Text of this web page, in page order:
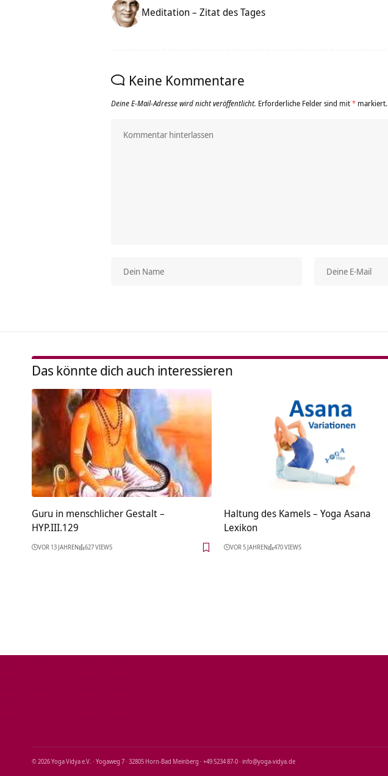
Meditation – Zitat des Tages
Keine Kommentare
Deine E-Mail-Adresse wird nicht veröffentlicht. Erforderliche Felder sind mit* markiert.
Das könnte dich auch interessieren
Guru in menschlicher Gestalt –
HYP.III.129
VOR 13 JAHREN 627 VIEWS
Haltung des Kamels – Yoga Asana
Lexikon
VOR 5 JAHREN 470 VIEWS
© 2026 Yoga Vidya e.V. · Yogaweg 7 · 32805 Horn‑Bad Meinberg · +49 5234 87‑0 · info@yoga‑vidya.de